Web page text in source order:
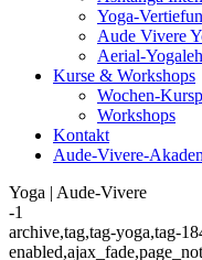
Yoga-
Aude Vivere
Aerial-
Kurse & Workshops
Wochen-
Workshops
Kontakt
Aude-Vivere-
Yoga | Aude-Vivere
-1
archive,tag,tag-yoga,tag-